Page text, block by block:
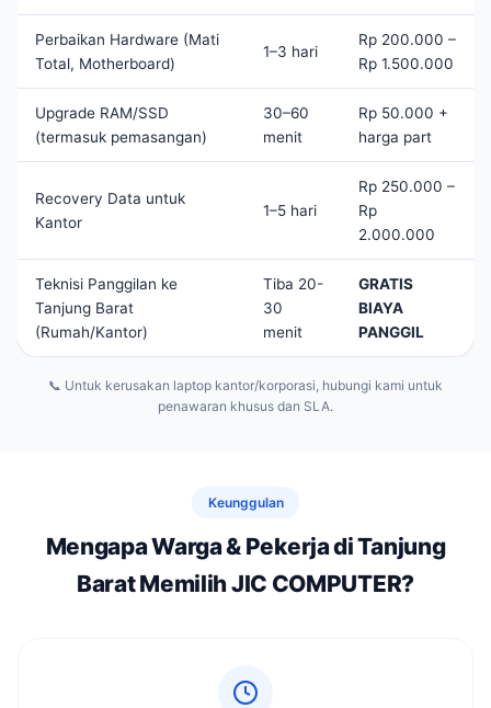
Perbaikan Hardware (Mati
Total, Motherboard)
1–3 hari
Rp 200.000 –
Rp 1.500.000
Upgrade RAM/SSD
(termasuk pemasangan)
30–60
menit
Rp 50.000 +
harga part
Recovery Data untuk
Kantor
1–5 hari
Rp 250.000 –
Rp
2.000.000
Teknisi Panggilan ke
Tanjung Barat
(Rumah/Kantor)
Tiba 20-
30
menit
GRATIS
BIAYA
PANGGIL
📞 Untuk kerusakan laptop kantor/korporasi, hubungi kami untuk
penawaran khusus dan SLA.
Keunggulan
Mengapa Warga & Pekerja di Tanjung
Barat Memilih JIC COMPUTER?